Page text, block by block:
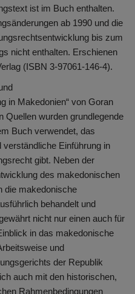
ist im Buch enthalten.
ab 1990 und die
bis zum
nicht enthalten. Erschienen
(ISBN 3-97061-146-4).
in Makedonien“ von Goran
Quellen wurden grundlegende
Buch verwendet, das
Einführung in
gibt. Neben der
des makedonischen
die makedonische
behandelt und
nicht nur einen auch für
in das makedonische
und
der Republik
auch mit den historischen,
Rahmenbedingungen